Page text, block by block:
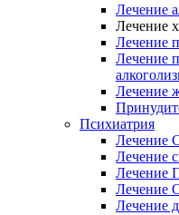
Лечение
Лечение
Лечение
Лечение
Лечение
Психиатрия
Лечение
Лечение
Лечение
Лечение
Лечение